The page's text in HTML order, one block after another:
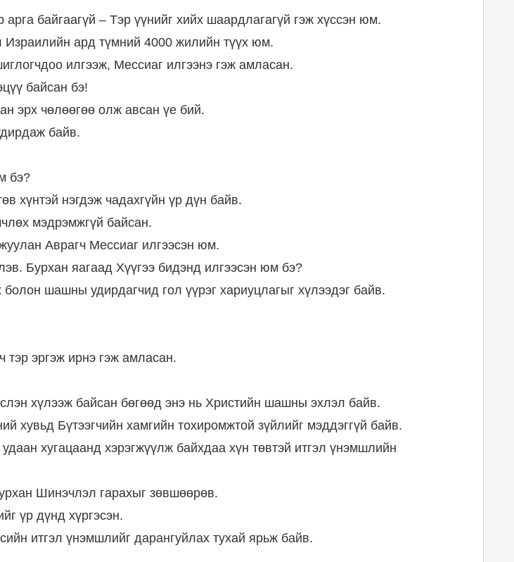
байгаагүй – Тэр үүнийг хийх шаардлагагүй гэж хүссэн юм.
Израилийн ард түмний 4000 жилийн түүх юм.
илгээж, Мессиаг илгээнэ гэж амласан.
байсан бэ!
эрх чөлөөгөө олж авсан үе бий.
байв.
бэ?
хүнтэй нэгдэж чадахгүйн үр дүн байв.
мэдрэмжгүй байсан.
Аврагч Мессиаг илгээсэн юм.
Бурхан яагаад Хүүгээ бидэнд илгээсэн юм бэ?
шашны удирдагчид гол үүрэг хариуцлагыг хүлээдэг байв.
тэр эргэж ирнэ гэж амласан.
хүлээж байсан бөгөөд энэ нь Христийн шашны эхлэл байв.
хувьд Бүтээгчийн хамгийн тохиромжтой зүйлийг мэддэггүй байв.
хугацаанд хэрэгжүүлж байхдаа хүн төвтэй итгэл үнэмшлийн
Шинэчлэл гарахыг зөвшөөрөв.
үр дүнд хүргэсэн.
итгэл үнэмшлийг дарангуйлах тухай ярьж байв.